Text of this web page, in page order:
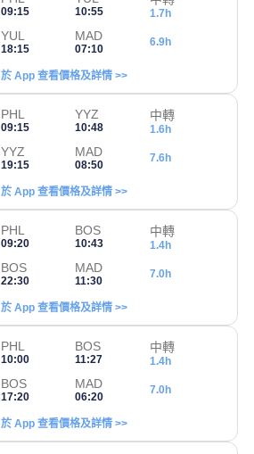
09:15 10:55 1.7h
YUL
18:15
MAD
07:10
6.9h
於 App 查看價格及詳情 >>
PHL
09:15
YYZ
10:48
中轉
1.6h
YYZ
19:15
MAD
08:50
7.6h
於 App 查看價格及詳情 >>
PHL
09:20
BOS
10:43
中轉
1.4h
BOS
22:30
MAD
11:30
7.0h
於 App 查看價格及詳情 >>
PHL
10:00
BOS
11:27
中轉
1.4h
BOS
17:20
MAD
06:20
7.0h
於 App 查看價格及詳情 >>